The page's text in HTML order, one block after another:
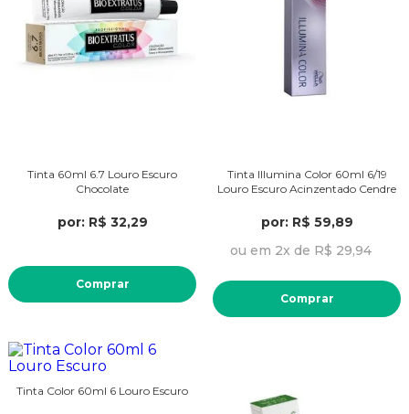
Tinta 60ml 6.7 Louro Escuro
Chocolate
por: R$ 32,29
Comprar
Tinta Illumina Color 60ml 6/19
Louro Escuro Acinzentado Cendre
por: R$ 59,89
ou em 2x de R$ 29,94
Comprar
Tinta Color 60ml 6 Louro Escuro